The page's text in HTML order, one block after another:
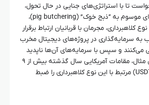
تا با استراتژی‌های جنایی در حال تحول،
مانند کلاهبرداری‌های موسوم به “ذبح خوک” (pig butchering)،
کلاهبرداری، مجرمان با قربانیان ارتباط برقرار
به سرمایه‌گذاری در پروژه‌های دیجیتال مخرب
می‌کنند و سپس با سرمایه‌های آن‌ها ناپدید
می‌شوند. به عنوان مثال، مقامات آمریکایی سال گذشته بیش از ۹
میلیون دلار تتر (USDT) مرتبط با این نوع کلاهبرداری را ضبط